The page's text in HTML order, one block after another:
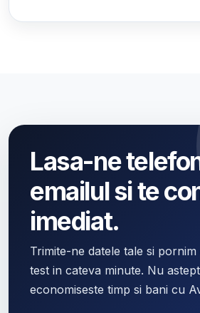
Lasa-ne
emailul si te
imediat.
Trimite-ne datele tale si
test in cateva minute. Nu
economiseste timp si bani cu